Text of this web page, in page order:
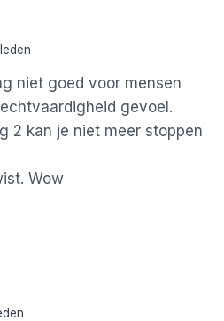
niet goed voor mensen
gevoel.
2 kan je niet meer stoppen
Wow